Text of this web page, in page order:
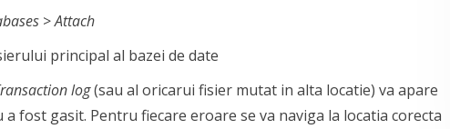
>Attach
principal al bazei de date
log(sau al oricarui fisier mutat in alta locatie) va apare
fost gasit. Pentru fiecare eroare se va naviga la locatia corecta